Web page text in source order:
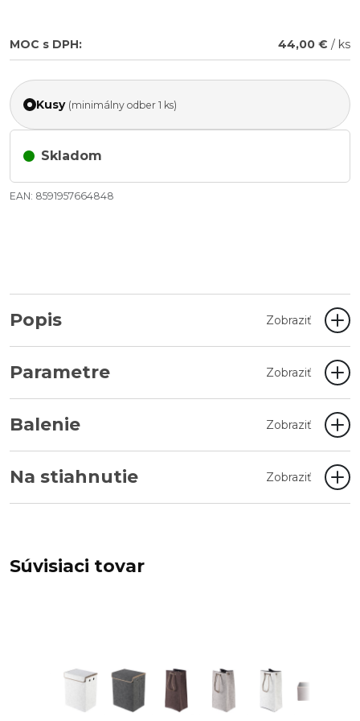
MOC s DPH: 44,00 € / ks
Kusy (minimálny odber 1 ks)
Skladom
EAN: 8591957664848
Popis Zobraziť
Parametre Zobraziť
Balenie Zobraziť
Na stiahnutie Zobraziť
Súvisiaci tovar